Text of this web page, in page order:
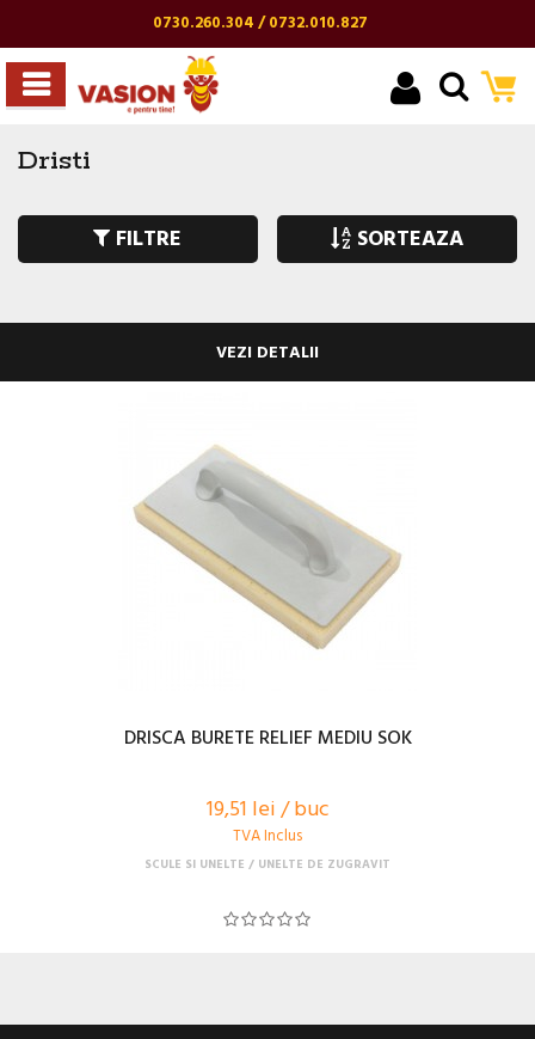
0730.260.304 / 0732.010.827
Dristi
FILTRE SORTEAZA
VEZI DETALII
DRISCA BURETE RELIEF MEDIU SOK
19,51 lei / buc
TVA Inclus
SCULE SI UNELTE UNELTE DE ZUGRAVIT